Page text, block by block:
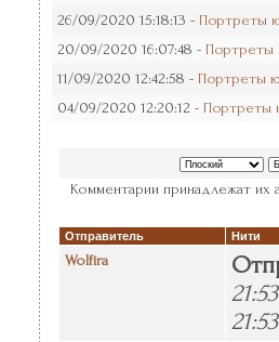
26/09/2020 15:18:13 - Портреты
20/09/2020 16:07:48 - Портреты
11/09/2020 12:42:58 - Портреты
04/09/2020 12:20:12 - Портреты
Комментарии принадлежат их
Отправитель Нити
Wolfira
21:53